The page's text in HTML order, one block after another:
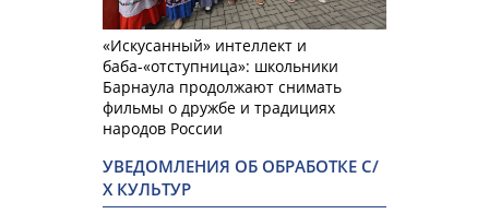
«Искусанный» интеллект и
баба-«отступница»: школьники
Барнаула продолжают снимать
фильмы о дружбе и традициях
народов России
УВЕДОМЛЕНИЯ ОБ ОБРАБОТКЕ С/
Х КУЛЬТУР